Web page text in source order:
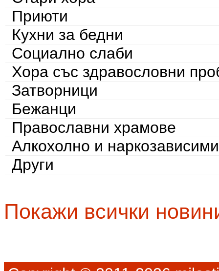
Приюти
Кухни за бедни
Социално слаби
Хора със здравословни
Затворници
Бежанци
Православни храмове
Алкохолно и наркозависими
Други
Покажи всички